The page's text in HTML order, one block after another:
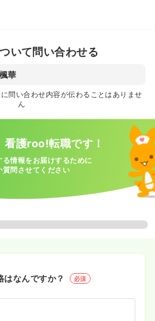
いて問い合わせる
華
問い合わせ内容が伝わることはありませ
ん
看護roo!転職です！
る情報をお届けするために
質問させてください
はなんですか？ 必須